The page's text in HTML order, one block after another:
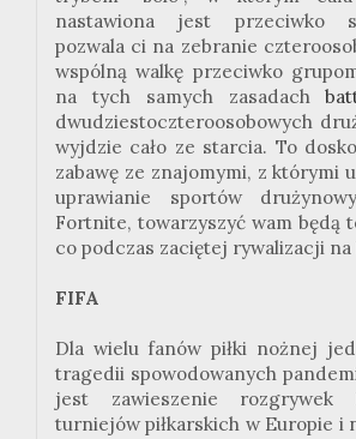
nastawiona jest przeciwko
pozwala ci na zebranie
wspólną walkę przeciwko
na tych samych zasadach
dwudziestoczteroosobowych
wyjdzie cało ze starcia. To
zabawę ze znajomymi, z którymi
uprawianie sportów
Fortnite, towarzyszyć wam będą
co podczas zaciętej rywalizacji na
FIFA
Dla wielu fanów piłki nożnej
tragedii spowodowanych
jest zawieszenie rozgrywek
turniejów piłkarskich w Europie i